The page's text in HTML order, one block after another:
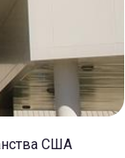
США